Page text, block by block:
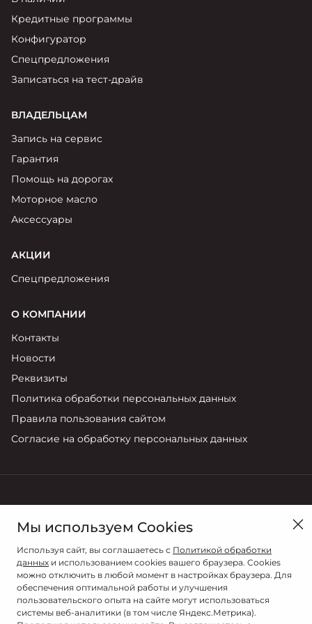
Яркий динамичный седан
Кредитные программы
Калькулятор трейд-ин
Страховые программы
Моторное масло
СЕРВИСНЫЕ АКЦИИ
КОНТАКТЫ
Кредитные программы
Конфигуратор
Спецпредложения
Записаться на тест-драйв
ВЛАДЕЛЬЦАМ
Запись на сервис
Гарантия
Помощь на дорогах
Моторное масло
Аксессуары
АКЦИИ
Спецпредложения
О КОМПАНИИ
Контакты
Новости
Реквизиты
Политика обработки персональных данных
Правила пользования сайтом
Согласие на обработку персональных данных
+7 (4712) 723-770
Мы используем Cookies
Используя сайт, вы соглашаетесь с Политикой обработки
данных и использованием cookies вашего браузера. Cookies
можно отключить в любой момент в настройках браузера. Для
обеспечения оптимальной работы и улучшения
пользовательского опыта на сайте могут использоваться
системы веб-аналитики (в том числе Яндекс.Метрика).